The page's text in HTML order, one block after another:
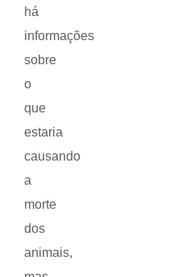
há
informações
sobre
o
que
estaria
causando
a
morte
dos
animais,